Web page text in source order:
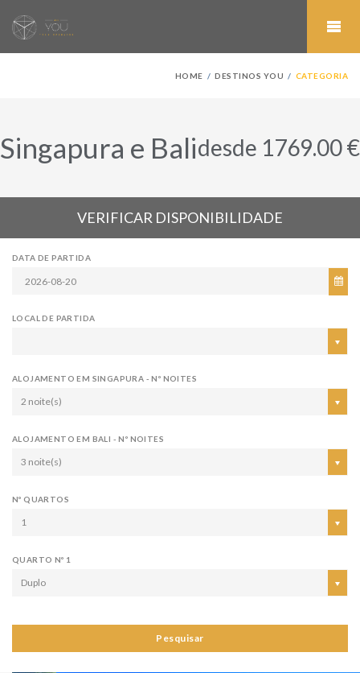
HOME DESTINOS YOU CATEGORIA
Singapura e Balidesde 1769.00 €
VERIFICAR DISPONIBILIDADE
DATA DE PARTIDA
LOCAL DE PARTIDA
ALOJAMENTO EM SINGAPURA - Nº NOITES
2 noite(s)
ALOJAMENTO EM BALI - Nº NOITES
3 noite(s)
Nº QUARTOS
1
QUARTO Nº 1
Duplo
Pesquisar